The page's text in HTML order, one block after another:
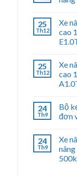
25
Th12
Xe
cao
25
Th12
Xe
cao
24
Th9
Bộ
đơn
24
Th9
Xe